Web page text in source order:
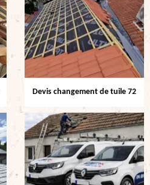
Devis changement de tuile 72